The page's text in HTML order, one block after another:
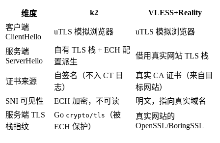
维度 k2
VLESS+Reality
客户端
ClientHello
uTLS 模拟浏览器 uTLS 模拟浏览器
服务端
ServerHello
自有 TLS 栈 + ECH 配
置派生
借用真实网站 TLS 栈
证书来源
自签名（不入 CT 日
志）
真实 CA 证书（来自目
标网站）
SNI 可见性
ECH 加密，不可读
明文，指向真实域名
服务端 TLS
栈指纹
Go crypto/tls
（被
ECH 保护）
真实网站的
OpenSSL/BoringSSL